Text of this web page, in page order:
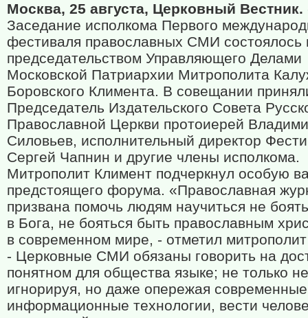
Москва, 25 августа, Церковный Вестник.
Заседание исполкома Первого
фестиваля православных СМИ состоялось
председательством Управляющего Делами
Московской Патриархии Митрополита
Боровского Климента. В совещании
Председатель Издательского Совета
Православной Церкви протоиерей
Силовьев, исполнительный директор
Сергей Чапнин и другие члены исполкома.
Митрополит Климент подчеркнул особую
предстоящего форума. «Православная
призвана помочь людям научиться не
в Бога, не бояться быть православным
в современном мире, - отметил
- Церковные СМИ обязаны говорить на
понятном для общества языке; не только не
игнорируя, но даже опережая современные
информационные технологии, вести